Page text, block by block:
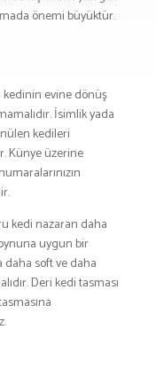
önemi büyüktür.
kedinin evine dönüş
İsimlik yada
kedileri
Künye üzerine
kedi nazaran daha
uygun bir
daha soft ve daha
Deri kedi tasması